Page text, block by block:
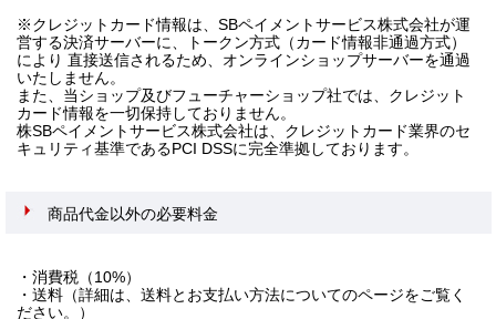
※クレジットカード情報は、SBペイメントサービス株式会社が運
営する決済サーバーに、トークン方式（カード情報非通過方式）
により 直接送信されるため、オンラインショップサーバーを通過
いたしません。
また、当ショップ及びフューチャーショップ社では、クレジット
カード情報を一切保持しておりません。
株SBペイメントサービス株式会社は、クレジットカード業界のセ
キュリティ基準であるPCI DSSに完全準拠しております。
商品代金以外の必要料金
・消費税（10%）
・送料（詳細は、送料とお支払い方法についてのページをご覧く
ださい。）